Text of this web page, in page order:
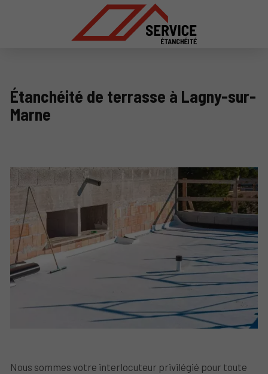
Étanchéité de terrasse à Lagny-sur-
Marne
Nous sommes votre interlocuteur privilégié pour toute